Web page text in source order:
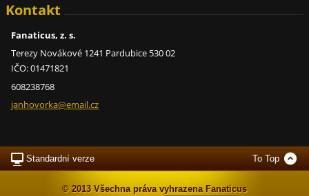
Kontakt
Fanaticus, z. s.
Terezy Novákové 1241 Pardubice 530 02
IČO: 01471821
608238768
janhovorka@email.cz
Standardní verze To Top
© 2013 Všechna práva vyhrazena Fanaticus